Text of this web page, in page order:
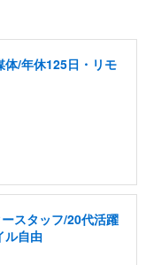
体/年休125日・リモ
スタッフ/20代活躍
ル自由